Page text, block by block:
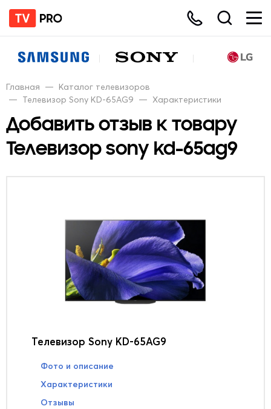
Главная — Каталог телевизоров
— Телевизор Sony KD-65AG9 — Характеристики
Добавить отзыв к товару
Телевизор sony kd-65ag9
Телевизор Sony KD-65AG9
Фото и описание
Характеристики
Отзывы